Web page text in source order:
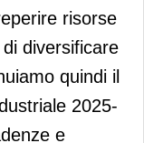
risorse
diversificare
quindi il
2025-
e